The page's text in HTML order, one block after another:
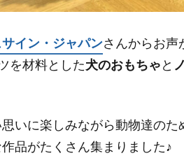
サイン・ジャパンさんからお声
を材料とした犬のおもちゃ と
いに楽しみながら動物達の
品がたくさん集まりました♪